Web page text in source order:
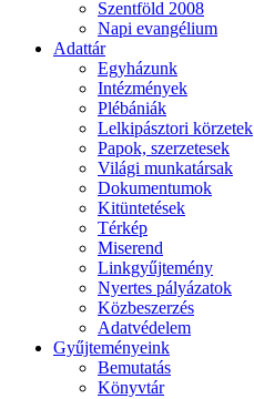
Szentföld 2008
Napi evangélium
Adattár
Egyházunk
Intézmények
Plébániák
Lelkipásztori körzetek
Papok, szerzetesek
Világi munkatársak
Dokumentumok
Kitüntetések
Térkép
Miserend
Linkgyűjtemény
Nyertes pályázatok
Közbeszerzés
Adatvédelem
Gyűjteményeink
Bemutatás
Könyvtár